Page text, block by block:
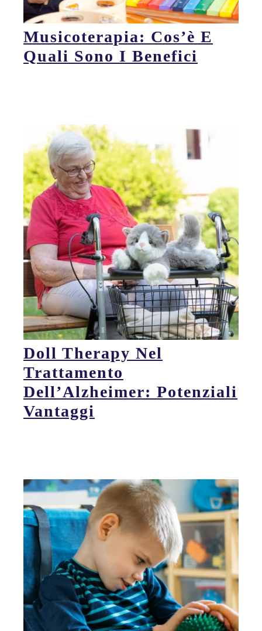
Musicoterapia: Cos’è E
Quali Sono I Benefici
Doll Therapy Nel
Trattamento
Dell’Alzheimer: Potenziali
Vantaggi